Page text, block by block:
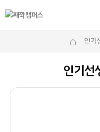
인기
인기선